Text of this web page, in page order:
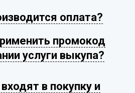
оплата?
промокод
услуги выкупа?
в покупку и